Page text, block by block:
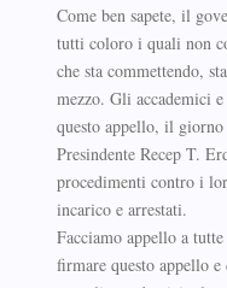
Come ben sapete, il
tutti coloro i quali non
che sta commettendo,
mezzo. Gli accademici
questo appello, il giorno
Presindente Recep T.
procedimenti contro i
incarico e arrestati.
Facciamo appello a
firmare questo appello